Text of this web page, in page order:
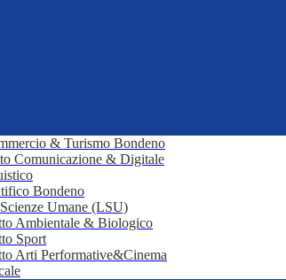
& Turismo Bondeno
Comunicazione & Digitale
Bondeno
Umane (LSU)
Ambientale & Biologico
Sport
Arti Performative&Cinema